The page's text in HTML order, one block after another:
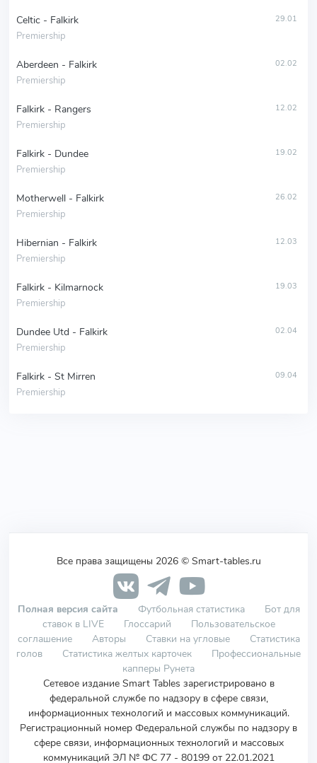
Celtic - Falkirk
Premiership
29.01
Aberdeen - Falkirk
Premiership
02.02
Falkirk - Rangers
Premiership
12.02
Falkirk - Dundee
Premiership
19.02
Motherwell - Falkirk
Premiership
26.02
Hibernian - Falkirk
Premiership
12.03
Falkirk - Kilmarnock
Premiership
19.03
Dundee Utd - Falkirk
Premiership
02.04
Falkirk - St Mirren
Premiership
09.04
Все права защищены 2026 © Smart-tables.ru
Полная версия сайта Футбольная статистика
Бот для
ставок в LIVE
Глоссарий
Пользовательское
соглашение
Авторы Ставки на угловые
Статистика
голов
Статистика желтых карточек
Профессиональные
капперы Рунета
Сетевое издание Smart Tables зарегистрировано в
федеральной службе по надзору в сфере связи,
информационных технологий и массовых коммуникаций.
Регистрационный номер Федеральной службы по надзору в
сфере связи, информационных технологий и массовых
коммуникаций ЭЛ № ФС 77 - 80199 от 22.01.2021